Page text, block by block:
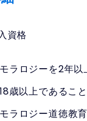
資格
モラロジーを2年以
18歳以上であること
モラロジー道徳教